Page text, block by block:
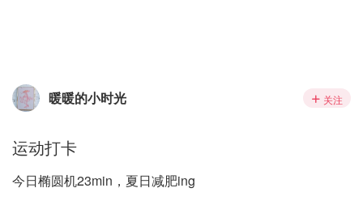
暖暖的小时光 关注
运动打卡
今日椭圆机23min，夏日减肥ing